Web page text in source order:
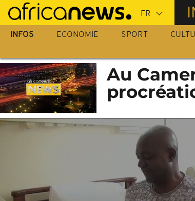
Passer
au
contenu
INFOS ECONOMIE SPORT
Au